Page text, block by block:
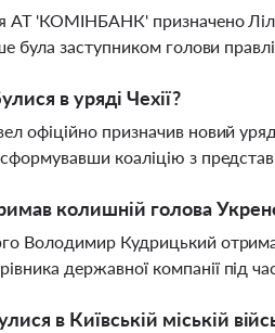
АТ 'КОМІНБАНК' призначено
була заступником голови
в уряді Чехії?
офіційно призначив новий
коаліцію з
колишній голова
Володимир Кудрицький
державної компанії під
в Київській міській